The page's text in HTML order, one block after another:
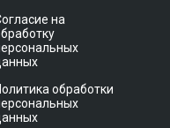
на
обработки